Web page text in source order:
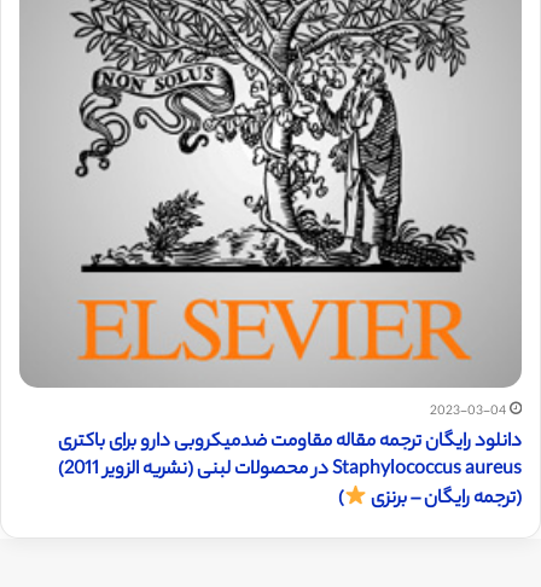
2023-03-04
دانلود رایگان ترجمه مقاله مقاومت ضدمیکروبی دارو برای باکتری
Staphylococcus aureus در محصولات لبنی (نشریه الزویر 2011)
(ترجمه رایگان – برنزی
)